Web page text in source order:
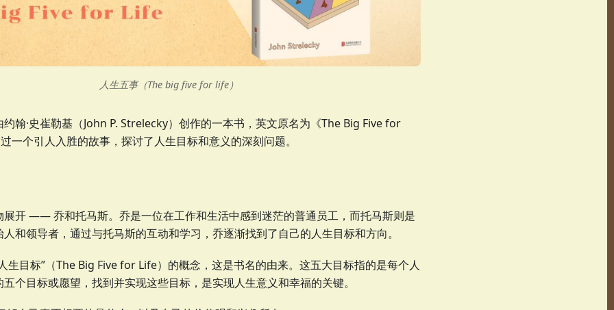
人生五事（The big five for life）
翰·史崔勒基（John P. Strelecky）创作的一本书，英文原名为《The Big Five for
一个引人入胜的故事，探讨了人生目标和意义的深刻问题。
展开 —— 乔和托马斯。乔是一位在工作和生活中感到迷茫的普通员工，而托马斯则是
和领导者，通过与托马斯的互动和学习，乔逐渐找到了自己的人生目标和方向。
生目标”（The Big Five for Life）的概念，这是书名的由来。这五大目标指的是每个人
个目标或愿望，找到并实现这些目标，是实现人生意义和幸福的关键。